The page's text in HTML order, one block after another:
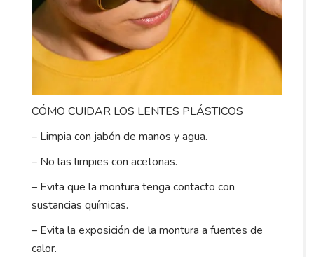
CÓMO CUIDAR LOS LENTES PLÁSTICOS
– Limpia con jabón de manos y agua.
– No las limpies con acetonas.
– Evita que la montura tenga contacto con
sustancias químicas.
– Evita la exposición de la montura a fuentes de
calor.